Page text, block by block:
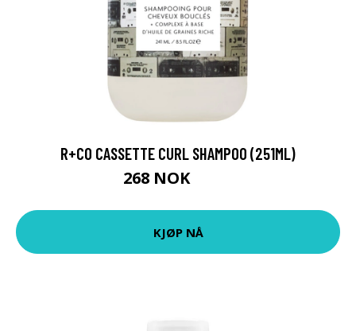
R+CO CASSETTE CURL SHAMPOO (251ML)
268 NOK
KJØP NÅ